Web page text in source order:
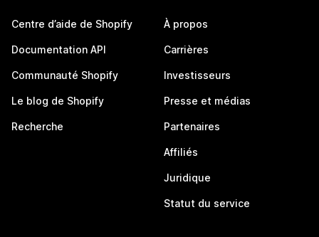
Centre d’aide de Shopify
Documentation API
Communauté Shopify
Le blog de Shopify
Recherche
À propos
Carrières
Investisseurs
Presse et médias
Partenaires
Affiliés
Juridique
Statut du service